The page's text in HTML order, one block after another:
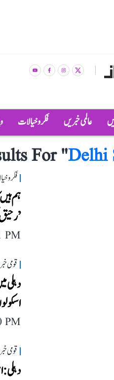
عالمی خبریں فکر و خیالات
For "Delhi
فکر و
PM
قومی
دہلی
PM
قومی